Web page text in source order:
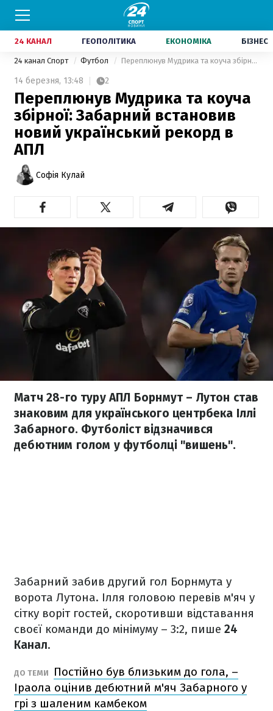
24 КАНАЛ ГЕОПОЛІТИКА ЕКОНОМІКА БІЗНЕС
24 канал Спорт Футбол Переплюнув Мудрика та коуча збірної: Забарний встановив новий український рекорд в АПЛ
14 березня, 13:48 2
Переплюнув Мудрика та коуча
збірної: Забарний встановив
новий український рекорд в
АПЛ
Софія Кулай
Матч 28-го туру АПЛ Борнмут – Лутон став
знаковим для українського центрбека Іллі
Забарного. Футболіст відзначився
дебютним голом у футболці "вишень".
Забарний забив другий гол Борнмута у
ворота Лутона. Ілля головою перевів м'яч у
сітку воріт гостей, скоротивши відставання
своєї команди до мінімуму – 3:2, пише 24
Канал.
ДО ТЕМИ
Постійно був близьким до гола, –
Іраола оцінив дебютний м'яч Забарного у
грі з шаленим камбеком